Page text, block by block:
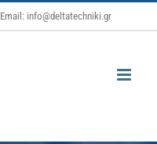
Email: info@deltatechniki.gr